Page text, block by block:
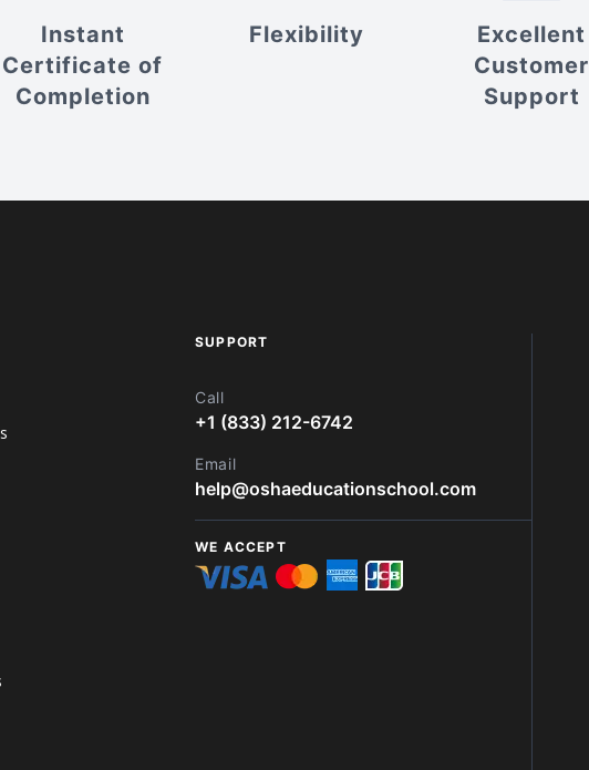
Instant
Certificate of
Completion
Flexibility
Excellent
Customer
Support
SUPPORT
Call
+1 (833) 212-6742
Email
help@oshaeducationschool.com
WE ACCEPT